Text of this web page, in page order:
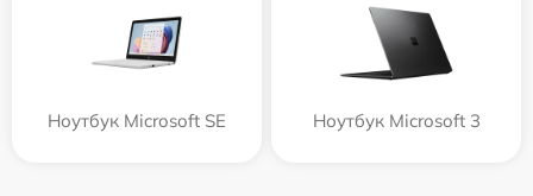
Ноутбук Microsoft SE Ноутбук Microsoft 3